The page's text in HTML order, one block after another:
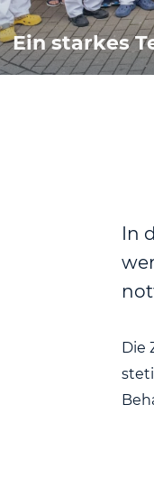
Ein starkes
In
Die